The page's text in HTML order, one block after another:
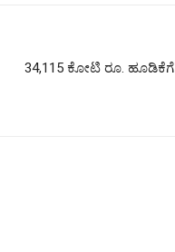
34,115 ಕೋಟಿ ರೂ.